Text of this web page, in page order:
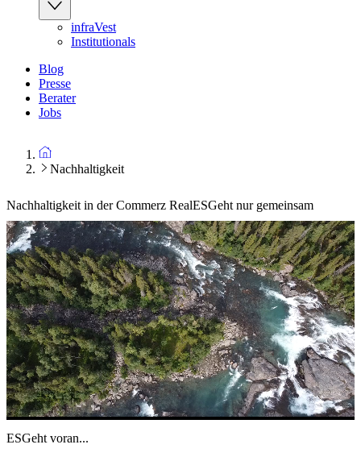
infraVest
Institutionals
Blog
Presse
Berater
Jobs
Nachhaltigkeit
Nachhaltigkeit in der Commerz RealESGeht nur gemeinsam
ESGeht voran...